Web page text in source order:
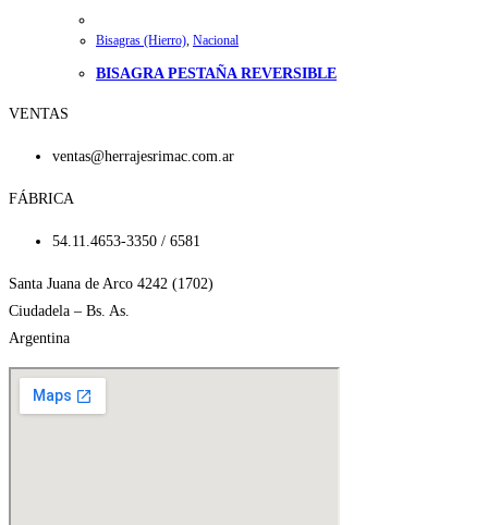
Bisagras (Hierro), Nacional
BISAGRA PESTAÑA REVERSIBLE
VENTAS
ventas@herrajesrimac.com.ar
FÁBRICA
54.11.4653-3350 / 6581
Santa Juana de Arco 4242 (1702)
Ciudadela – Bs. As.
Argentina